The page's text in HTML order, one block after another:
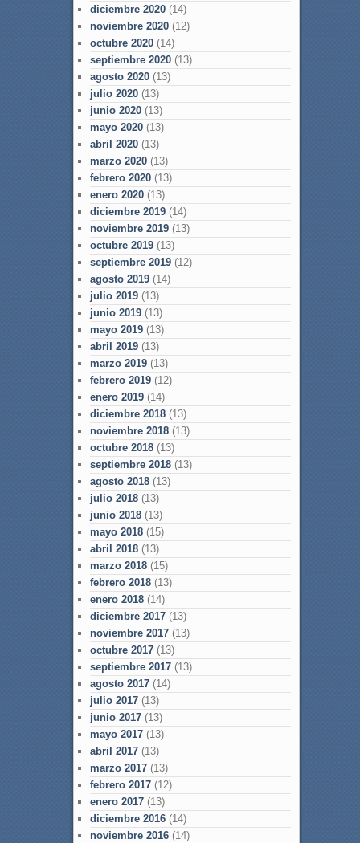
diciembre 2020(14)
noviembre 2020(12)
octubre 2020(14)
septiembre 2020(13)
agosto 2020(13)
julio 2020(13)
junio 2020(13)
mayo 2020(13)
abril 2020(13)
marzo 2020(13)
febrero 2020(13)
enero 2020(13)
diciembre 2019(14)
noviembre 2019(13)
octubre 2019(13)
septiembre 2019(12)
agosto 2019(14)
julio 2019(13)
junio 2019(13)
mayo 2019(13)
abril 2019(13)
marzo 2019(13)
febrero 2019(12)
enero 2019(14)
diciembre 2018(13)
noviembre 2018(13)
octubre 2018(13)
septiembre 2018(13)
agosto 2018(13)
julio 2018(13)
junio 2018(13)
mayo 2018(15)
abril 2018(13)
marzo 2018(15)
febrero 2018(13)
enero 2018(14)
diciembre 2017(13)
noviembre 2017(13)
octubre 2017(13)
septiembre 2017(13)
agosto 2017(14)
julio 2017(13)
junio 2017(13)
mayo 2017(13)
abril 2017(13)
marzo 2017(13)
febrero 2017(12)
enero 2017(13)
diciembre 2016(14)
noviembre 2016(14)